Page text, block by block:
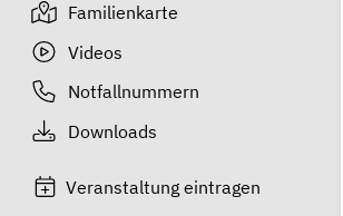
Familienkarte
Videos
Notfallnummern
Downloads
Veranstaltung eintragen